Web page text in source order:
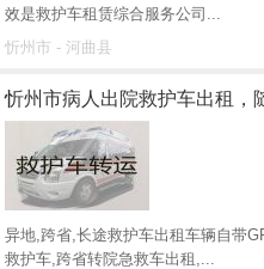
效是救护车租赁综合服务公司...
忻州市 - 河曲县
忻州市病人出院救护车出租，
异地,跨省,长途救护车出租车辆自带
救护车,跨省转院急救车出租,...